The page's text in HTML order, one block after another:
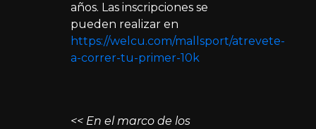
años. Las inscripciones se
pueden realizar en
https://welcu.com/mallsport/atrevete-
a-correr-tu-primer-10k
<< En el marco de los